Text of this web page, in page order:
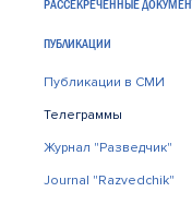
РАССЕКРЕЧЕННЫЕ
ПУБЛИКАЦИИ
Публикации в СМИ
Телеграммы
Журнал "Разведчик"
Journal "Razvedchik"